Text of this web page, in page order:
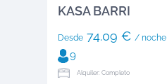
KASA BARRI
Desde74.09 € / noche
9
Alquiler: Completo